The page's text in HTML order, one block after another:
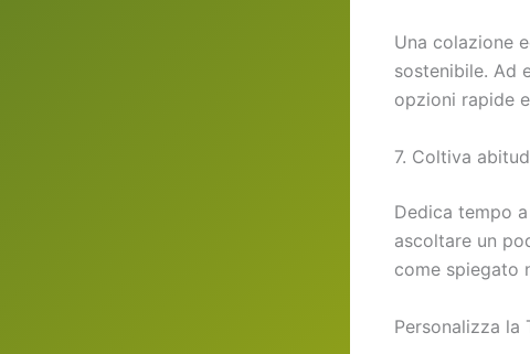
Una colazione
sostenibile. Ad
opzioni rapide
7. Coltiva
Dedica tempo
ascoltare un
come spiegato
Personalizza la